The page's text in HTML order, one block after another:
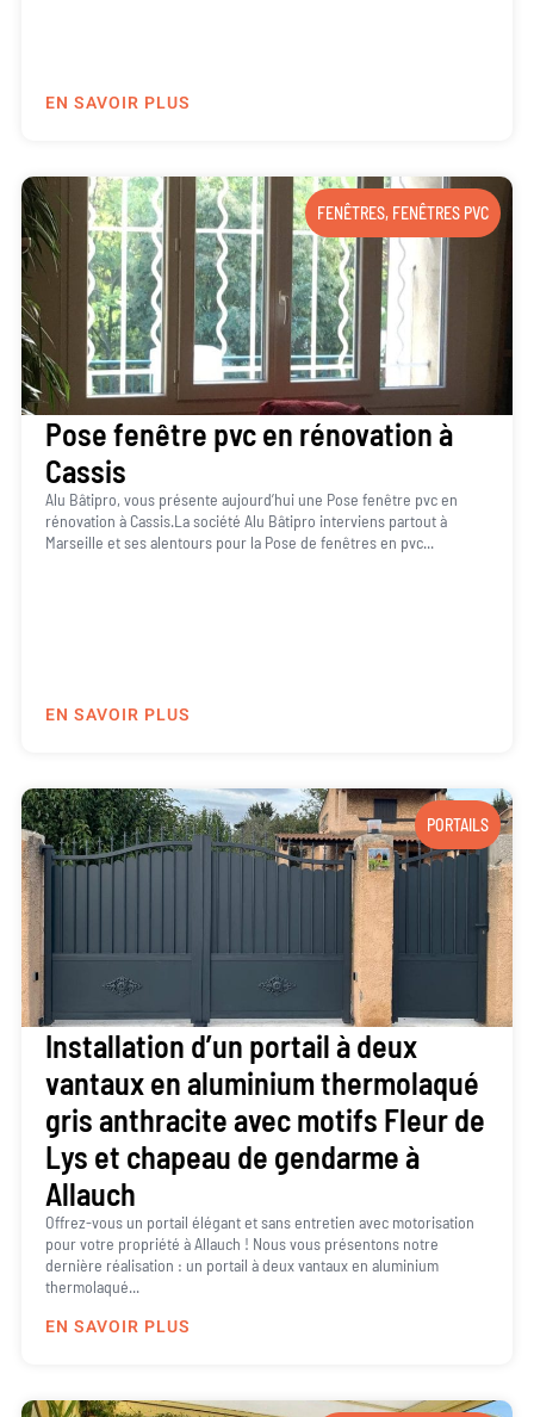
EN SAVOIR PLUS
FENÊTRES, FENÊTRES PVC
Pose fenêtre pvc en rénovation à
Cassis
Alu Bâtipro, vous présente aujourd’hui une Pose fenêtre pvc en
rénovation à Cassis.La société Alu Bâtipro interviens partout à
Marseille et ses alentours pour la Pose de fenêtres en pvc...
EN SAVOIR PLUS
PORTAILS
Installation d’un portail à deux
vantaux en aluminium thermolaqué
gris anthracite avec motifs Fleur de
Lys et chapeau de gendarme à
Allauch
Offrez-vous un portail élégant et sans entretien avec motorisation
pour votre propriété à Allauch ! Nous vous présentons notre
dernière réalisation : un portail à deux vantaux en aluminium
thermolaqué...
EN SAVOIR PLUS